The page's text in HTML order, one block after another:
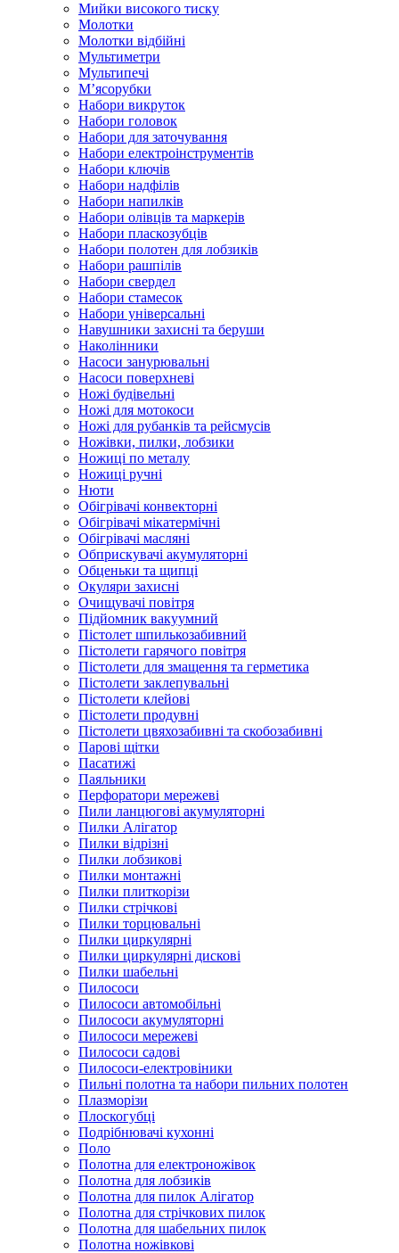
Мийки високого тиску
Молотки
Молотки відбійні
Мультиметри
Мультипечі
М’ясорубки
Набори викруток
Набори головок
Набори для заточування
Набори електроінструментів
Набори ключів
Набори надфілів
Набори напилків
Набори олівців та маркерів
Набори пласкозубців
Набори полотен для лобзиків
Набори рашпілів
Набори свердел
Набори стамесок
Набори універсальні
Навушники захисні та беруши
Наколінники
Насоси занурювальні
Насоси поверхневі
Ножі будівельні
Ножі для мотокоси
Ножі для рубанків та рейсмусів
Ножівки, пилки, лобзики
Ножиці по металу
Ножиці ручні
Нюти
Обігрівачі конвекторні
Обігрівачі мікатермічні
Обігрівачі масляні
Обприскувачі акумуляторні
Обценьки та щипці
Окуляри захисні
Очищувачі повітря
Підйомник вакуумний
Пістолет шпилькозабивний
Пістолети гарячого повітря
Пістолети для змащення та герметика
Пістолети заклепувальні
Пістолети клейові
Пістолети продувні
Пістолети цвяхозабивні та скобозабивні
Парові щітки
Пасатижі
Паяльники
Перфоратори мережеві
Пили ланцюгові акумуляторні
Пилки Алігатор
Пилки відрізні
Пилки лобзикові
Пилки монтажні
Пилки плиткорізи
Пилки стрічкові
Пилки торцювальні
Пилки циркулярні
Пилки циркулярні дискові
Пилки шабельні
Пилососи
Пилососи автомобільні
Пилососи акумуляторні
Пилососи мережеві
Пилососи садові
Пилососи-електровіники
Пильні полотна та набори пильних полотен
Плазморізи
Плоскогубці
Подрібнювачі кухонні
Поло
Полотна для електроножівок
Полотна для лобзиків
Полотна для пилок Алігатор
Полотна для стрічкових пилок
Полотна для шабельних пилок
Полотна ножівкові